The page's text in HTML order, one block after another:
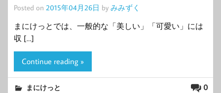
Posted on 2015年04月26日 by みみずく
まにけっとでは、一般的な「美しい」「可愛い」には
収 […]
Continue reading »
0
まにけっと